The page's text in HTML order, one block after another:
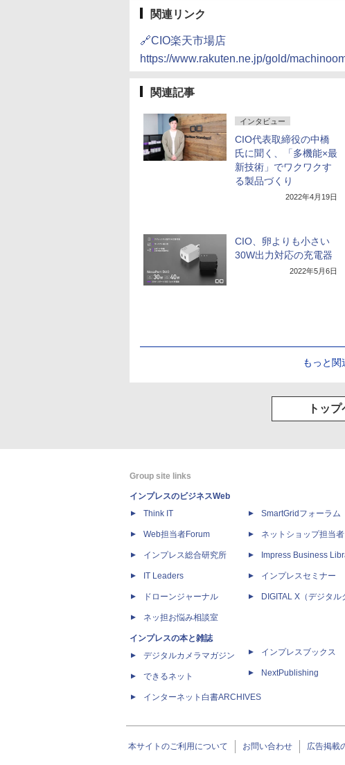
関連リンク
🔗CIO楽天市場店
https://www.rakuten.ne.jp/gold/
関連記事
インタビュー
CIO代表取締役の中橋
氏に聞く、「多機能×最
新技術」でワクワクす
る製品づくり
2022年4月19日
CIO、卵よりも小さい
30W出力対応の充電器
2022年5月6日
もっと関
トッ
Group site links
インプレスのビジネスWeb
Think IT
Web担当者Forum
インプレス総合研究所
IT Leaders
ドローンジャーナル
ネッ担お悩み相談室
インプレスの本と雑誌
デジタルカメラマガジン
できるネット
インターネット白書ARCHIVES
SmartGridフォーラム
ネットショップ担当
Impress Business
インプレスセミナー
DIGITAL X（デジタル
インプレスブックス
NextPublishing
本サイトのご利用について お問い合わせ 広告掲載